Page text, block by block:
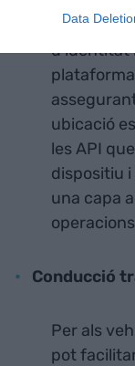
Data
ajudar a
d'identitat
ubicació
les API
dispositiu
una capa
Conducció
Per als
pot